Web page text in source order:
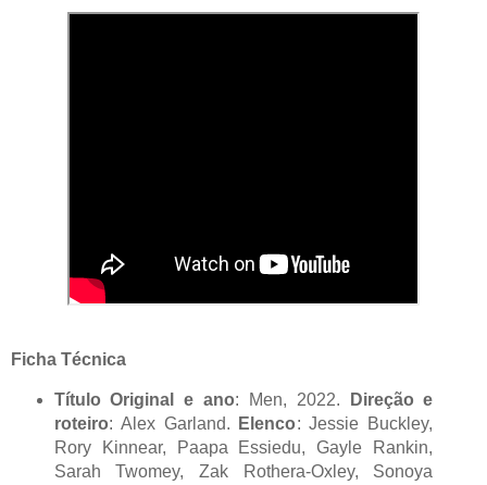
Ficha Técnica
Título Original e ano: Men, 2022.
Direção e
roteiro: Alex Garland. Elenco: Jessie Buckley,
Rory Kinnear, Paapa Essiedu, Gayle Rankin,
Sarah Twomey, Zak Rothera-Oxley, Sonoya